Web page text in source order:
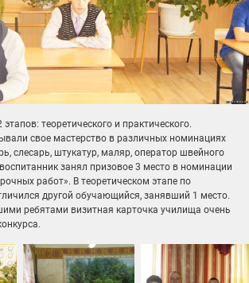
этапов: теоретического и практического.
свое мастерство в различных номинациях
слесарь, штукатур, маляр, оператор швейного
занял призовое 3 место в номинации
работ». В теоретическом этапе по
другой обучающийся, занявший 1 место.
ребятами визитная карточка училища очень